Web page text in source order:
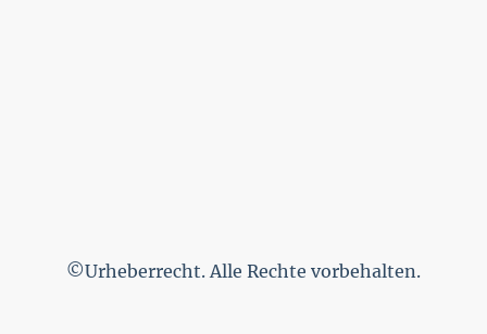
©Urheberrecht. Alle Rechte vorbehalten.